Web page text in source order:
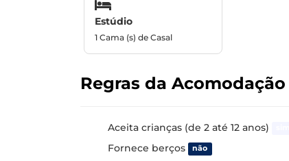
Estúdio
1 Cama (s) de Casal
Regras da Acomodação
Aceita crianças (de 2 até 12 anos)
Fornece berços não